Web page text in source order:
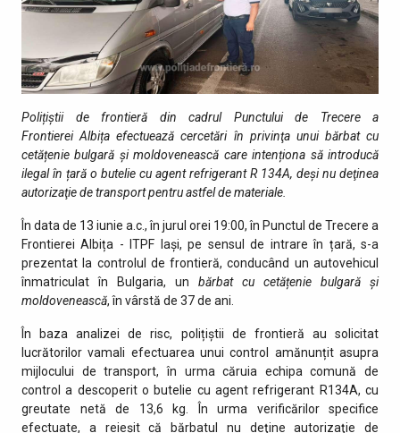
Polițiștii de frontieră din cadrul Punctului de Trecere a
Frontierei Albița efectuează cercetări în privinţa unui bărbat cu
cetățenie bulgară și moldovenească care intenționa să introducă
ilegal în țară o butelie cu agent refrigerant R 134A, deşi nu deţinea
autorizaţie de transport pentru astfel de materiale.
În data de 13 iunie a.c., în jurul orei 19:00, în Punctul de Trecere a
Frontierei Albița - ITPF Iaşi, pe sensul de intrare în țară, s-a
prezentat la controlul de frontieră, conducând un autovehicul
înmatriculat în Bulgaria, un bărbat cu cetățenie bulgară și
moldovenească, în vârstă de 37 de ani.
În baza analizei de risc, polițiștii de frontieră au solicitat
lucrătorilor vamali efectuarea unui control amănunțit asupra
mijlocului de transport, în urma căruia echipa comună de
control a descoperit o butelie cu agent refrigerant R134A, cu
greutate netă de 13,6 kg. În urma verificărilor specifice
efectuate, a reieșit că bărbatul nu deţine autorizaţie de